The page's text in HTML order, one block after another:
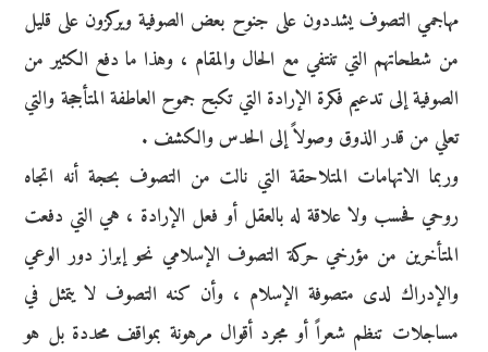
مهاجمي التصوف يشددون على جنوح بعض الصوفية ويركزون على قليل
من شطحاتهم التي تنتفي مع الحال والمقام ، وهذا ما دفع الكثير من
الصوفية إلى تدعيم فكرة الإرادة التي تكبح جموح العاطفة المتأججة والتي
تعلي من قدر الذوق وصولاً إلى الحدس والكشف .
وربما الاتهامات المتلاحقة التي نالت من التصوف بحجة أنه اتجاه
روحي فحسب ولا علاقة له بالعقل أو فعل الإرادة ، هي التي دفعت
المتأخرين من مؤرخي حركة التصوف الإسلامي نحو إبراز دور الوعي
والإدراك لدى متصوفة الإسلام ، وأن كنه التصوف لا يتمثل في
مساجلات تنظم شعراً أو مجرد أقوال مرهونة بمواقف محددة بل هو